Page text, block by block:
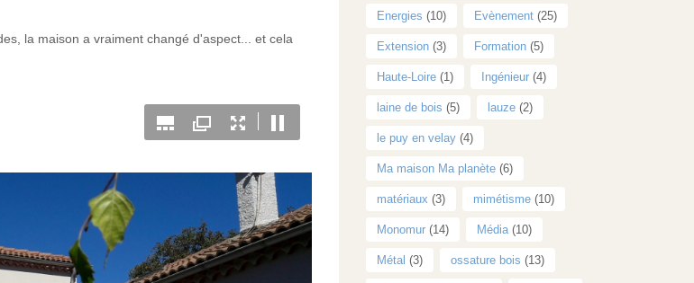
la maison a vraiment changé d'aspect... et cela
Energies (10) Evènement(25)
Extension(3) Formation(5)
Haute-Loire(1) Ingénieur(4)
laine de bois (5) lauze(2)
le puy en velay(4)
Ma maison Ma planète(6)
matériaux (3) mimétisme(10)
Monomur(14) Média(10)
Métal (3) ossature bois (13)